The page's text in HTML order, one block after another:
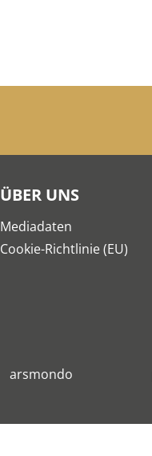
ÜBER UNS
Mediadaten
Cookie-Richtlinie (EU)
arsmondo